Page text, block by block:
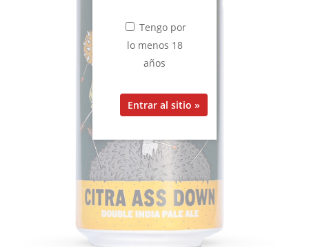
Tengo por
lo menos 18
años